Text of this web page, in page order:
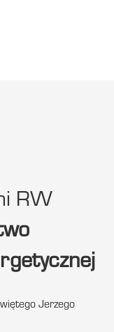
RW
Jerzego